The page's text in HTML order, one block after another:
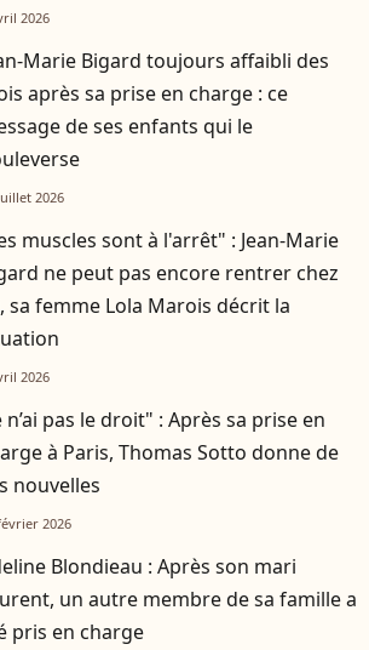
2026
Marie Bigard toujours affaibli des
après sa prise en charge : ce
de ses enfants qui le
2026
muscles sont à l'arrêt" : Jean-Marie
ne peut pas encore rentrer chez
sa femme Lola Marois décrit la
2026
n’ai pas le droit" : Après sa prise en
à Paris, Thomas Sotto donne de
nouvelles
2026
Blondieau : Après son mari
un autre membre de sa famille a
pris en charge